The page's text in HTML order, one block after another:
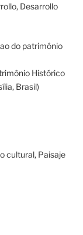
Desarrollo
do patrimônio
Histórico
Brasil)
cultural, Paisaje